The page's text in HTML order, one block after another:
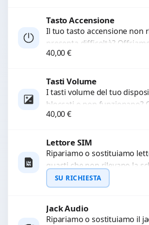
Procedi
Tasto Accensione
Il tuo tasto accensione non
presenta difficoltà?
professionale di riparazione o
40,00€
Tasti Volume
I tasti volume del tuo
bloccati o non funzionano?
servizio di riparazione o
40,00€
Lettore SIM
Ripariamo o sostituiamo
guasti che non rilevano la
interrompono il segnale.
ricambi testati e garantiti...
SU RICHIESTA
Richiedi Preventivo
Jack Audio
Ripariamo o sostituiamo il